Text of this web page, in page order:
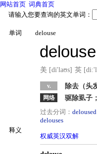
网站首页 词典首页
请输入您要查询的英文单词：
单词 delouse
释义
delouse
美 [di'laʊs] 英
v. 除去（头
网络
驱除虱子
过去分词： deloused
delouses
权威英汉双解